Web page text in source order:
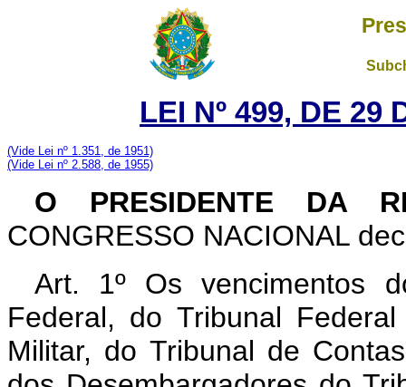
LEI Nº 499, DE 29
(Vide Lei nº 1.351, de 1951)
(Vide Lei nº 2.588, de 1955)
O PRESIDENTE DA
CONGRESSO NACIONAL
Art. 1º Os vencimentos
Federal, do Tribunal
Militar, do Tribunal de